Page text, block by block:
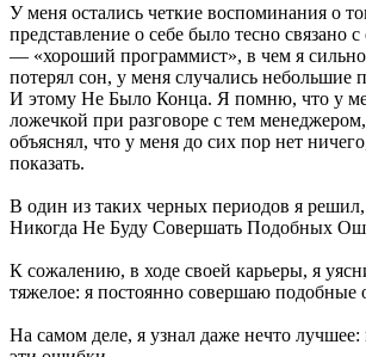
У меня остались четкие воспоминания о
представление о себе было тесно связано
— «хороший программист», в чем я сильно
потерял сон, у меня случались небольшие
И этому Не Было Конца. Я помню, что у
ложечкой при разговоре с тем
объяснял, что у меня до сих пор нет
показать.
В один из таких черных периодов я
Никогда Не Буду Совершать Подобных
К сожалению, в ходе своей карьеры, я
тяжелое: я постоянно совершаю подобные
На самом деле, я узнал даже нечто